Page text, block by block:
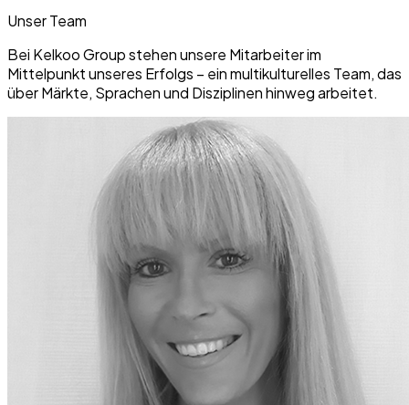
Unser Team
Bei Kelkoo Group stehen unsere Mitarbeiter im
Mittelpunkt unseres Erfolgs – ein multikulturelles Team, das
über Märkte, Sprachen und Disziplinen hinweg arbeitet.